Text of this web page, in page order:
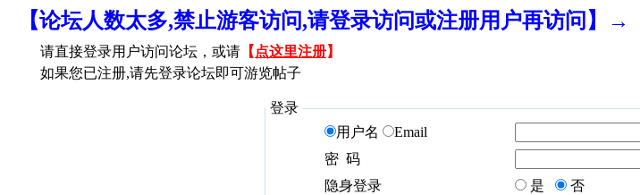
【论坛人数太多,禁止游客访问,请登录访问或注册用户再访问】→
请直接登录用户访问论坛，或请 【 点这里注册】
如果您已注册,请先登录论坛即可游览帖子
登录
用户名
Email
密 码
隐身登录
是 否